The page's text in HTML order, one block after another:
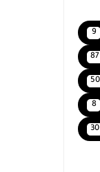
9
87
50
8
30